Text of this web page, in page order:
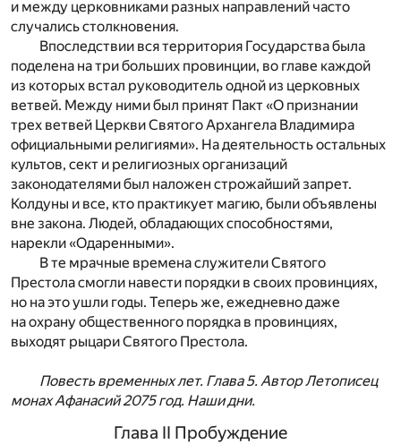
и между церковниками разных направлений часто
случались столкновения.
Впоследствии вся территория Государства была
поделена на три больших провинции, во главе каждой
из которых встал руководитель одной из церковных
ветвей. Между ними был принят Пакт «О признании
трех ветвей Церкви Святого Архангела Владимира
официальными религиями». На деятельность остальных
культов, сект и религиозных организаций
законодателями был наложен строжайший запрет.
Колдуны и все, кто практикует магию, были объявлены
вне закона. Людей, обладающих способностями,
нарекли «Одаренными».
В те мрачные времена служители Святого
Престола смогли навести порядки в своих провинциях,
но на это ушли годы. Теперь же, ежедневно даже
на охрану общественного порядка в провинциях,
выходят рыцари Святого Престола.
Повесть временных лет. Глава 5. Автор Летописец
монах Афанасий 2075 год. Наши дни.
Глава II Пробуждение